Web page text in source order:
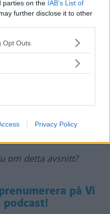
parties on the IAB’s List of
further disclose it to other
uses one or more Google
behaviour. You may click to
purposes in below Google
Opt Outs
Privacy Policy
högst upp på sidan
knappen. Du kan
podcast helt gratis
Vi finns också på
Bilägares
om detta avsnitt?
på Vi
podcast!